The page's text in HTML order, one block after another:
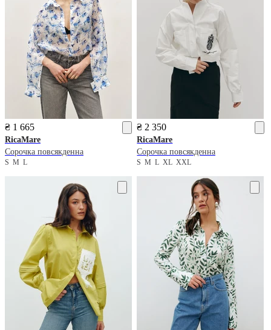
₴ 1 665
RicaMare
Сорочка повсякденна
S M L
₴ 2 350
RicaMare
Сорочка повсякденна
SMLXLXXL